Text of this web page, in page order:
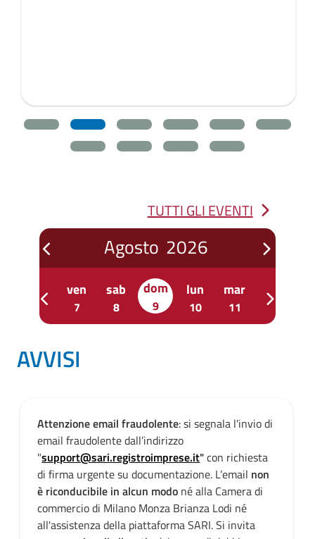
TUTTI GLI EVENTI
Agosto 2026 next
gio ven
7
sab
8
dom
9
lun
10
mar
11
mer
12
prev next
AVVISI
Attenzione email fraudolente: si segnala l'invio di
email fraudolente dall’indirizzo
"support@sari.registroimprese.it"con richiesta
di firma urgente su documentazione. L’email non
è riconducibile in alcun modo né alla Camera di
commercio di Milano Monza Brianza Lodi né
all'assistenza della piattaforma SARI. Si invita